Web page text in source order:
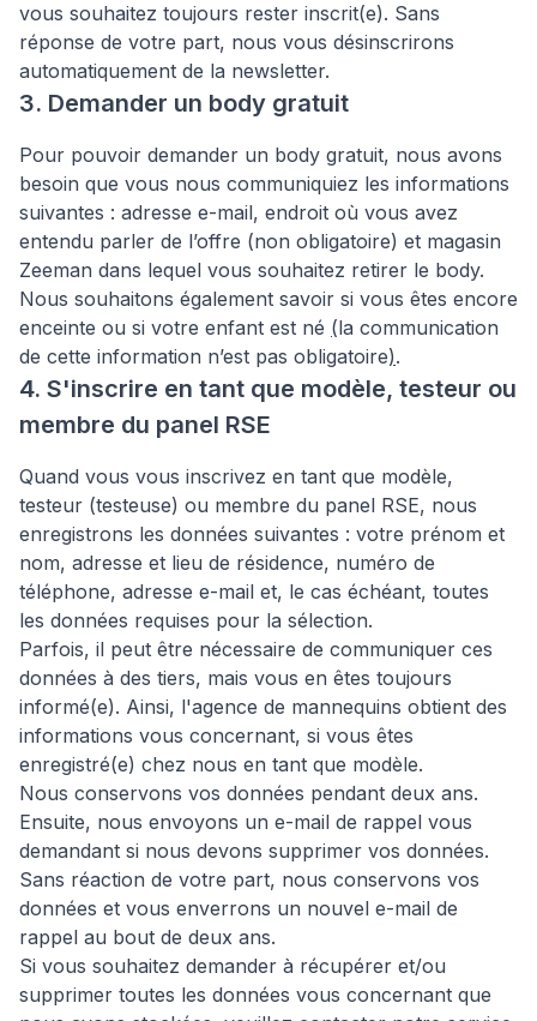
vous souhaitez toujours rester inscrit(e). Sans
réponse de votre part, nous vous désinscrirons
automatiquement de la newsletter.
3. Demander un body gratuit
Pour pouvoir demander un body gratuit, nous avons
besoin que vous nous communiquiez les informations
suivantes : adresse e-mail, endroit où vous avez
entendu parler de l’offre (non obligatoire) et magasin
Zeeman dans lequel vous souhaitez retirer le body.
Nous souhaitons également savoir si vous êtes encore
enceinte ou si votre enfant est né (la communication
de cette information n’est pas obligatoire).
4. S'inscrire en tant que modèle, testeur ou
membre du panel RSE
Quand vous vous inscrivez en tant que modèle,
testeur (testeuse) ou membre du panel RSE, nous
enregistrons les données suivantes : votre prénom et
nom, adresse et lieu de résidence, numéro de
téléphone, adresse e-mail et, le cas échéant, toutes
les données requises pour la sélection.
Parfois, il peut être nécessaire de communiquer ces
données à des tiers, mais vous en êtes toujours
informé(e). Ainsi, l'agence de mannequins obtient des
informations vous concernant, si vous êtes
enregistré(e) chez nous en tant que modèle.
Nous conservons vos données pendant deux ans.
Ensuite, nous envoyons un e-mail de rappel vous
demandant si nous devons supprimer vos données.
Sans réaction de votre part, nous conservons vos
données et vous enverrons un nouvel e-mail de
rappel au bout de deux ans.
Si vous souhaitez demander à récupérer et/ou
supprimer toutes les données vous concernant que